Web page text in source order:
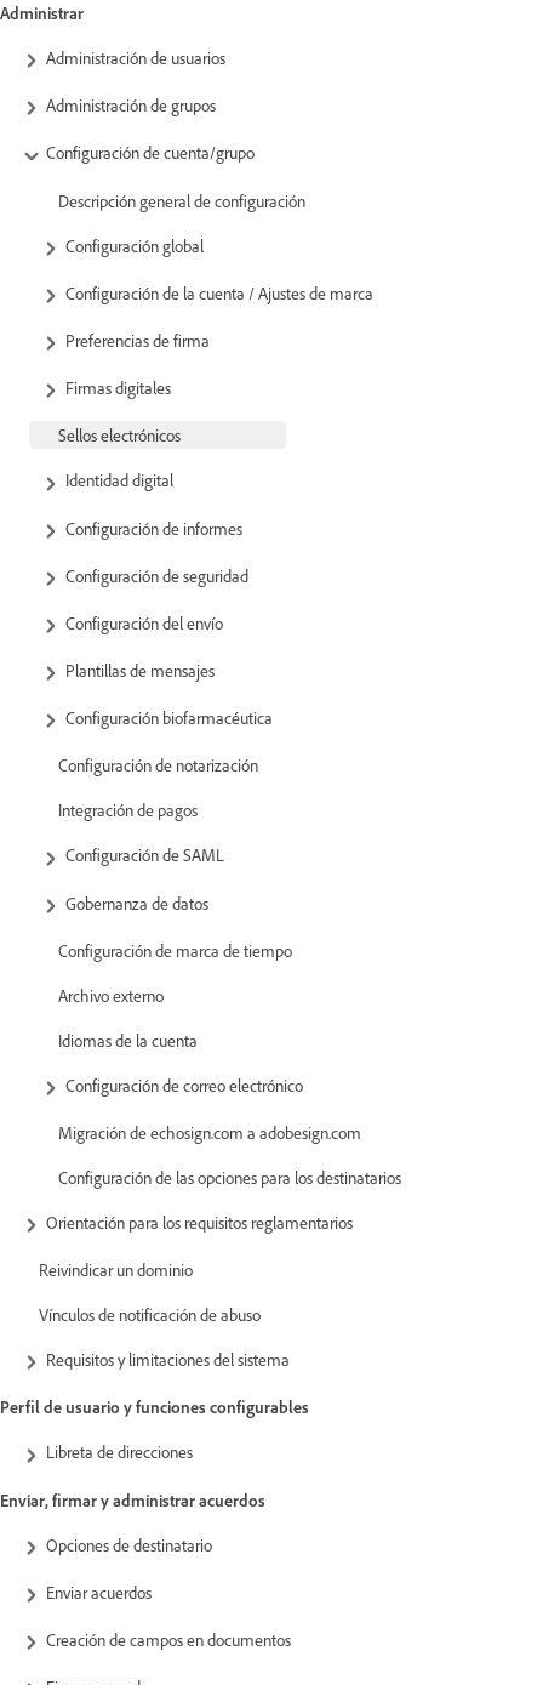
Administrar
Administración de usuarios
Administración de grupos
Configuración de cuenta/grupo
Descripción general de configuración
Configuración global
Configuración de la cuenta / Ajustes de marca
Preferencias de firma
Firmas digitales
Sellos electrónicos
Identidad digital
Configuración de informes
Configuración de seguridad
Configuración del envío
Plantillas de mensajes
Configuración biofarmacéutica
Configuración de notarización
Integración de pagos
Configuración de SAML
Gobernanza de datos
Configuración de marca de tiempo
Archivo externo
Idiomas de la cuenta
Configuración de correo electrónico
Migración de echosign.com a adobesign.com
Configuración de las opciones para los destinatarios
Orientación para los requisitos reglamentarios
Reivindicar un dominio
Vínculos de notificación de abuso
Requisitos y limitaciones del sistema
Perfil de usuario y funciones configurables
Libreta de direcciones
Enviar, firmar y administrar acuerdos
Opciones de destinatario
Enviar acuerdos
Creación de campos en documentos